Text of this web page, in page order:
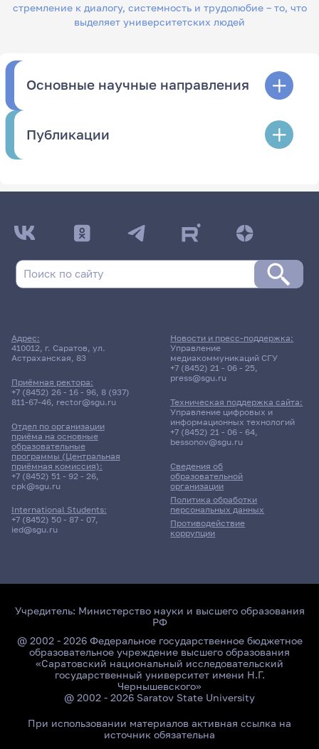
стремление к диалогу, системность и трудолюбие – то, что
выделяет университетских людей
Основные научные направления
Публикации
Адрес:
410012, г. Саратов, ул.
Астраханская, 83
Приёмная ректора:
+7 (8452) 26 - 16 - 96, 8 (937)
811-67-46, rector@sgu.ru
Отдел по организации
приёма на основные
образовательные
программы (Центральная
приёмная комиссия):
+7 (8452) 51 - 92 - 26,
cpk@sgu.ru
International Students:
+7 (8452) 50 - 87 - 07,
ied@sgu.ru
Сведения об
образовательной
организации
Политика обработки
персональных данных
Противодействие
коррупции
Новости и пресс-поддержка:
Управление
медиакоммуникаций СГУ
+7 (8452) 21 - 06 - 25,
press@sgu.ru
Техническая поддержка сайта:
Управление цифровых и
информационных технологий
+7 (8452) 21 - 06 - 64,
bessonov@sgu.ru
Учредитель: Министерство науки и высшего образования
РФ
@ 2002 - 2026 Федеральное государственное бюджетное
образовательное учреждение высшего образования
«Саратовский национальный исследовательский
государственный университет имени Н.Г.
Чернышевского»
@ 2002 - 2026 Saratov State University
При использовании материалов активная ссылка на
источник обязательна